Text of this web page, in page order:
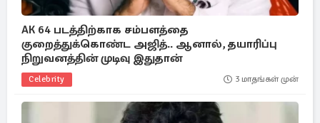
AK 64 படத்திற்காக சம்பளத்தை
குறைத்துக்கொண்ட அஜித்.. ஆனால், தயாரிப்பு
நிறுவனத்தின் முடிவு இதுதான்
Celebrity 3 மாதங்கள் முன்